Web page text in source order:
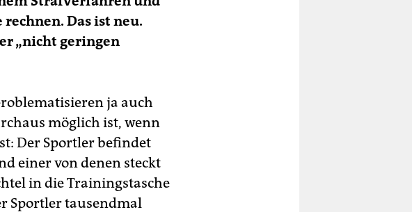
Das ist neu.
„nicht geringen
ja auch
möglich ist, wenn
Der Sportler befindet
einer von denen steckt
in die Trainingstasche
Sportler tausendmal